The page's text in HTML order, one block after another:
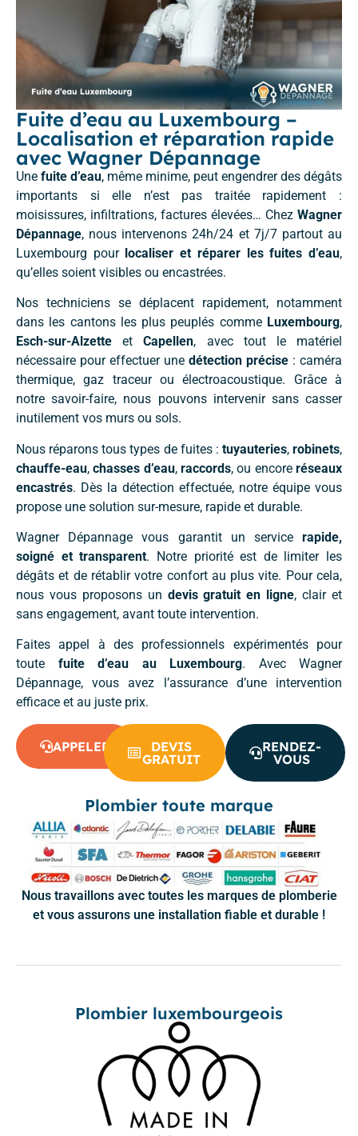
Fuite d’eau au Luxembourg –
Localisation et réparation rapide
avec Wagner Dépannage
Une fuite d’eau, même minime, peut engendrer des dégâts
importants si elle n’est pas traitée rapidement :
moisissures, infiltrations, factures élevées… Chez Wagner
Dépannage, nous intervenons 24h/24 et 7j/7 partout au
Luxembourg pour localiser et réparer les fuites d’eau,
qu’elles soient visibles ou encastrées.
Nos techniciens se déplacent rapidement, notamment
dans les cantons les plus peuplés comme Luxembourg,
Esch-sur-Alzette etCapellen, avec tout le matériel
nécessaire pour effectuer une détection précise : caméra
thermique, gaz traceur ou électroacoustique. Grâce à
notre savoir-faire, nous pouvons intervenir sans casser
inutilement vos murs ou sols.
Nous réparons tous types de fuites : tuyauteries, robinets,
chauffe-eau,chasses d’eau,raccords, ou encoreréseaux
encastrés. Dès la détection effectuée, notre équipe vous
propose une solution sur-mesure, rapide et durable.
Wagner Dépannage vous garantit un service rapide,
soigné et transparent. Notre priorité est de limiter les
dégâts et de rétablir votre confort au plus vite. Pour cela,
nous vous proposons un devis gratuit en ligne, clair et
sans engagement, avant toute intervention.
Faites appel à des professionnels expérimentés pour
toute fuite d’eau au Luxembourg. Avec Wagner
Dépannage, vous avez l’assurance d’une intervention
efficace et au juste prix.
APPELER
DEVIS
GRATUIT
RENDEZ-
VOUS
Plombier toute marque
Nous travaillons avec toutes les marques de plomberie
et vous assurons une installation fiable et durable !
Plombier luxembourgeois